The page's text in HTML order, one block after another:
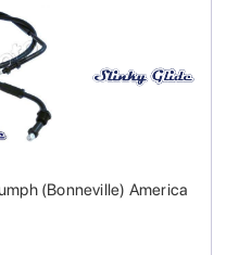
(Bonneville) America